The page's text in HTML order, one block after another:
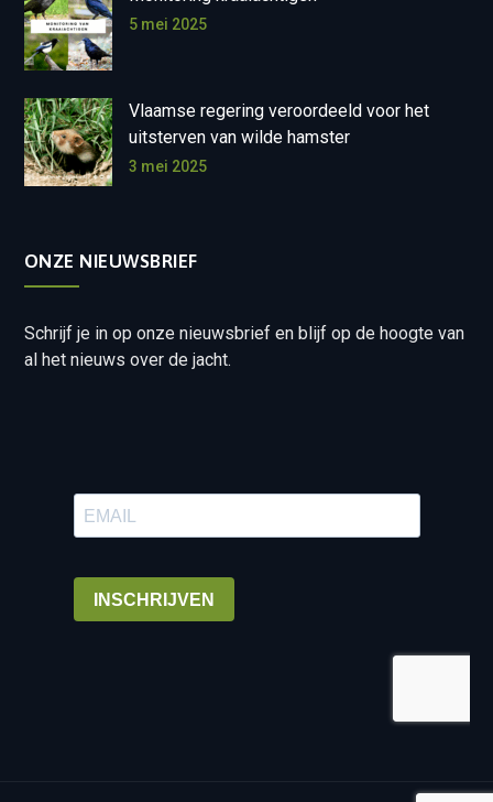
5 mei 2025
Vlaamse regering veroordeeld voor het
uitsterven van wilde hamster
3 mei 2025
ONZE NIEUWSBRIEF
Schrijf je in op onze nieuwsbrief en blijf op de hoogte van
al het nieuws over de jacht.